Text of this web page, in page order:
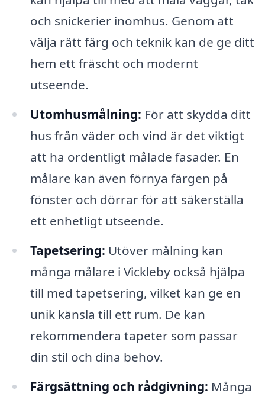
och snickerier inomhus. Genom att
välja rätt färg och teknik kan de ge ditt
hem ett fräscht och modernt
utseende.
Utomhusmålning: För att skydda ditt
hus från väder och vind är det viktigt
att ha ordentligt målade fasader. En
målare kan även förnya färgen på
fönster och dörrar för att säkerställa
ett enhetligt utseende.
Tapetsering: Utöver målning kan
många målare i Vickleby också hjälpa
till med tapetsering, vilket kan ge en
unik känsla till ett rum. De kan
rekommendera tapeter som passar
din stil och dina behov.
Färgsättning och rådgivning: Många